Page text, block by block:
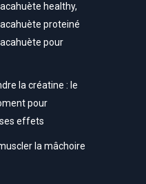
healthy,
proteiné
pour
la créatine : le
pour
effets
la mâchoire